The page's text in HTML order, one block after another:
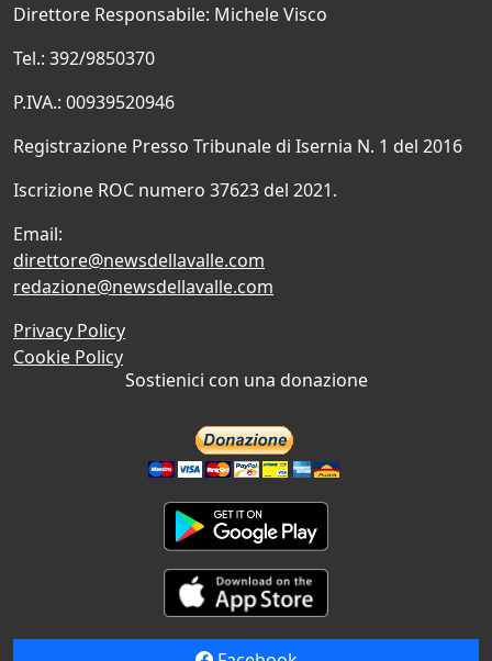
Direttore Responsabile: Michele Visco
Tel.: 392/9850370
P.IVA.: 00939520946
Registrazione Presso Tribunale di Isernia N. 1 del 2016
Iscrizione ROC numero 37623 del 2021.
Email:
direttore@newsdellavalle.com
redazione@newsdellavalle.com
Privacy Policy
Cookie Policy
Sostienici con una donazione